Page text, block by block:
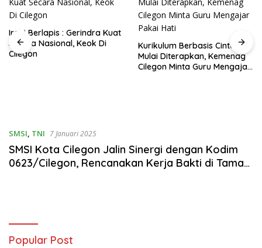
Ironi Berlapis : Gerindra Kuat
Secara Nasional, Keok Di
Cilegon
Kurikulum Berbasis Cinta
Mulai Diterapkan, Kemenag
Cilegon Minta Guru Mengajar
SMSI, TNI 7 Januari 2025
SMSI Kota Cilegon Jalin Sinergi dengan Kodim
0623/Cilegon, Rencanakan Kerja Bakti di Taman
Popular Post